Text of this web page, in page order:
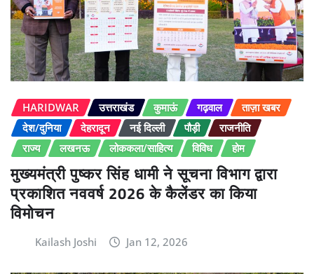
HARIDWAR उत्तराखंड कुमाऊं गढ़वाल
ताज़ा खबर
देश/दुनिया
देहरादून नई दिल्ली पौड़ी
राजनीति
राज्य
लखनऊ लोककला/साहित्य विविध होम
मुख्यमंत्री पुष्कर सिंह धामी ने सूचना विभाग द्वारा
प्रकाशित नववर्ष 2026 के कैलेंडर का किया
विमोचन
Kailash Joshi Jan 12, 2026